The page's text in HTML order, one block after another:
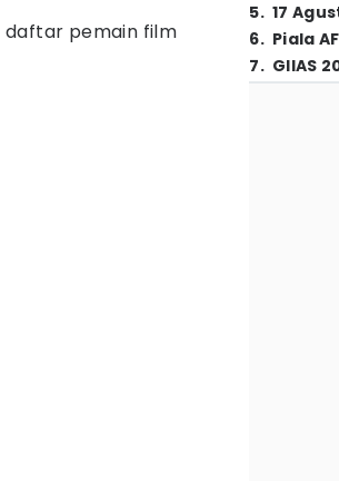
daftar pemain film
5. 17
6. Piala
7. GIIAS